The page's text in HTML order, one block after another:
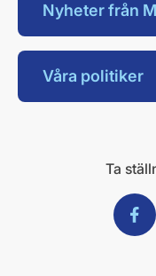
Nyheter från
Våra politiker
Ta
Dela